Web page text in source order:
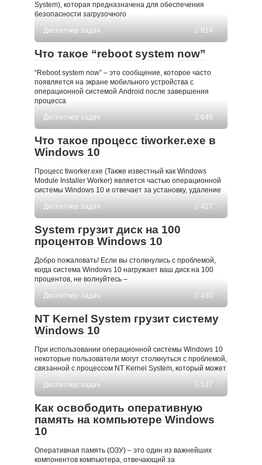
System), которая предназначена для обеспечения
безопасности загрузочного
Диспетчер задач
914
Что такое “reboot system now”
“Reboot system now” – это сообщение, которое часто
появляется на экране мобильного устройства с
операционной системой Android после завершения
процесса
Диспетчер задач
645
Что такое процесс tiworker.exe в
Windows 10
Процесс tiworker.exe (Также известный как Windows
Module Installer Worker) является частью операционной
системы Windows 10 и отвечает за установку, удаление
Диспетчер задач
427
System грузит диск на 100
процентов Windows 10
Добро пожаловать! Если вы столкнулись с проблемой,
когда система Windows 10 нагружает ваш диск на 100
процентов, не волнуйтесь –
Диспетчер задач
430
NT Kernel System грузит систему
Windows 10
При использовании операционной системы Windows 10
некоторые пользователи могут столкнуться с проблемой,
связанной с процессом NT Kernel System, который может
Диспетчер задач
537
Как освободить оперативную
память на компьютере Windows
10
Оперативная память (ОЗУ) – это один из важнейших
компонентов компьютера, отвечающий за